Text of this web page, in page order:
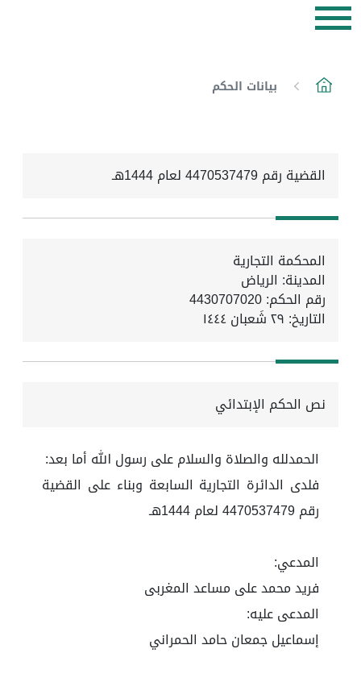
بيانات الحكم
القضية رقم 4470537479 لعام 1444هـ
المحكمة التجارية
المدينة: الرياض
رقم الحكم: 4430707020
التاريخ: ٢٩ شَعبان ١٤٤٤
نص الحكم الإبتدائي
الحمدلله والصلاة والسلام على رسول الله أما بعد:
فلدى الدائرة التجارية السابعة وبناء على القضية
رقم 4470537479 لعام 1444هـ
المدعي:
فريد محمد على مساعد المغربى
المدعى عليه:
إسماعيل جمعان حامد الحمراني